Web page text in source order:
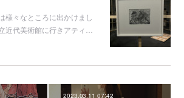
様々なところに出かけまし
近代美術館に行きアティ…
2023.03.11 07:42